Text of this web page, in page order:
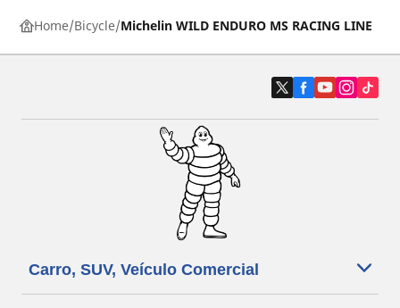
Home Bicycle Michelin WILD ENDURO MS RACING LINE
Carro, SUV, Veículo Comercial